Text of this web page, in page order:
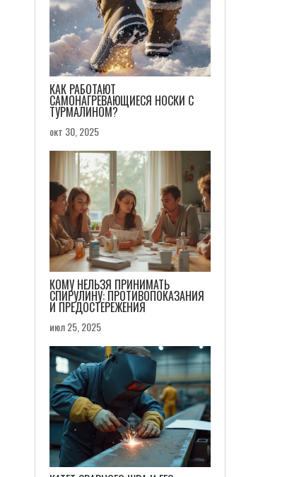
КАК РАБОТАЮТ
САМОНАГРЕВАЮЩИЕСЯ НОСКИ С
ТУРМАЛИНОМ?
окт 30, 2025
КОМУ НЕЛЬЗЯ ПРИНИМАТЬ
СПИРУЛИНУ: ПРОТИВОПОКАЗАНИЯ
И ПРЕДОСТЕРЕЖЕНИЯ
июл 25, 2025